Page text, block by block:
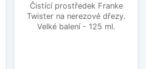
Čistící prostředek Franke
Twister na nerezové dřezy.
Velké balení - 125 ml.